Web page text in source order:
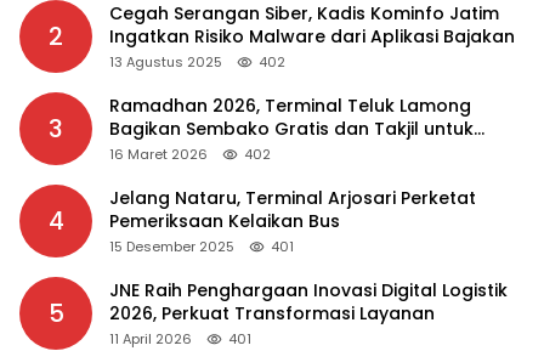
2
Cegah Serangan Siber, Kadis Kominfo Jatim
Ingatkan Risiko Malware dari Aplikasi Bajakan
13 Agustus 2025 402
3
Ramadhan 2026, Terminal Teluk Lamong
Bagikan Sembako Gratis dan Takjil untuk
Masyarakat
16 Maret 2026 402
4
Jelang Nataru, Terminal Arjosari Perketat
Pemeriksaan Kelaikan Bus
15 Desember 2025 401
5
JNE Raih Penghargaan Inovasi Digital Logistik
2026, Perkuat Transformasi Layanan
11 April 2026 401